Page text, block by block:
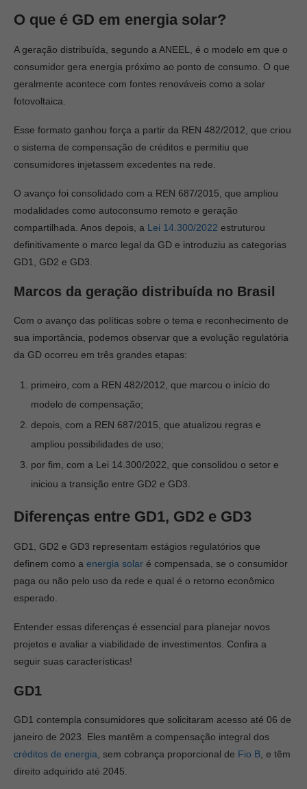
O que é GD em energia solar?
A geração distribuída, segundo a ANEEL, é o modelo em que o
consumidor gera energia próximo ao ponto de consumo. O que
geralmente acontece com fontes renováveis como a solar
fotovoltaica.
Esse formato ganhou força a partir da REN 482/2012, que criou
o sistema de compensação de créditos e permitiu que
consumidores injetassem excedentes na rede.
O avanço foi consolidado com a REN 687/2015, que ampliou
modalidades como autoconsumo remoto e geração
compartilhada. Anos depois, a Lei 14.300/2022 estruturou
definitivamente o marco legal da GD e introduziu as categorias
GD1, GD2 e GD3.
Marcos da geração distribuída no Brasil
Com o avanço das políticas sobre o tema e reconhecimento de
sua importância, podemos observar que a evolução regulatória
da GD ocorreu em três grandes etapas:
primeiro, com a REN 482/2012, que marcou o início do
modelo de compensação;
depois, com a REN 687/2015, que atualizou regras e
ampliou possibilidades de uso;
por fim, com a Lei 14.300/2022, que consolidou o setor e
iniciou a transição entre GD2 e GD3.
Diferenças entre GD1, GD2 e GD3
GD1, GD2 e GD3 representam estágios regulatórios que
definem como a energia solar é compensada, se o consumidor
paga ou não pelo uso da rede e qual é o retorno econômico
esperado.
Entender essas diferenças é essencial para planejar novos
projetos e avaliar a viabilidade de investimentos. Confira a
seguir suas características!
GD1
GD1 contempla consumidores que solicitaram acesso até 06 de
janeiro de 2023. Eles mantêm a compensação integral dos
créditos de energia , sem cobrança proporcional de Fio B , e têm
direito adquirido até 2045.